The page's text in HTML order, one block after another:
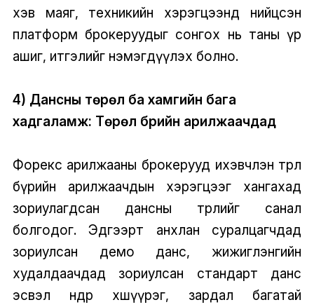
хэв маяг, техникийн хэрэгцээнд нийцсэн
платформ брокеруудыг сонгох нь таны үр
ашиг, итгэлийг нэмэгдүүлэх болно.
4) Дансны төрөл ба хамгийн бага
хадгаламж: Төрөл бүрийн арилжаачдад
Форекс арилжааны брокерууд ихэвчлэн төрөл
бүрийн арилжаачдын хэрэгцээг хангахад
зориулагдсан дансны төрлийг санал
болгодог. Эдгээрт анхлан суралцагчдад
зориулсан демо данс, жижиглэнгийн
худалдаачдад зориулсан стандарт данс
эсвэл өндөр хөшүүрэг, зардал багатай